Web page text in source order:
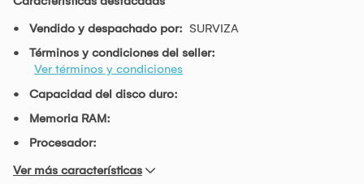
Vendido y despachado por: SURVIZA
Términos y condiciones del seller:
Ver términos y condiciones
Capacidad del disco duro:
Memoria RAM:
Procesador:
Ver más características